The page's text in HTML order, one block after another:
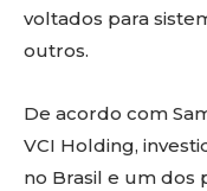
voltados para
outros.
De acordo com
VCI Holding,
no Brasil e um dos